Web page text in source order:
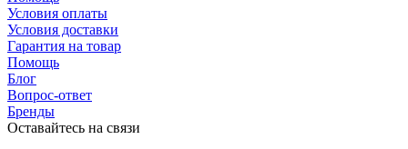
Условия оплаты
Условия доставки
Гарантия на товар
Помощь
Блог
Вопрос-ответ
Бренды
Оставайтесь на связи